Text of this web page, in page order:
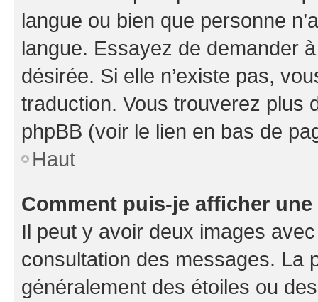
langue ou bien que personne
langue. Essayez de demander
désirée. Si elle n’existe pas,
traduction. Vous trouverez plus
phpBB (voir le lien en bas de
Haut
Comment puis-je afficher
Il peut y avoir deux images
consultation des messages. La
généralement des étoiles ou